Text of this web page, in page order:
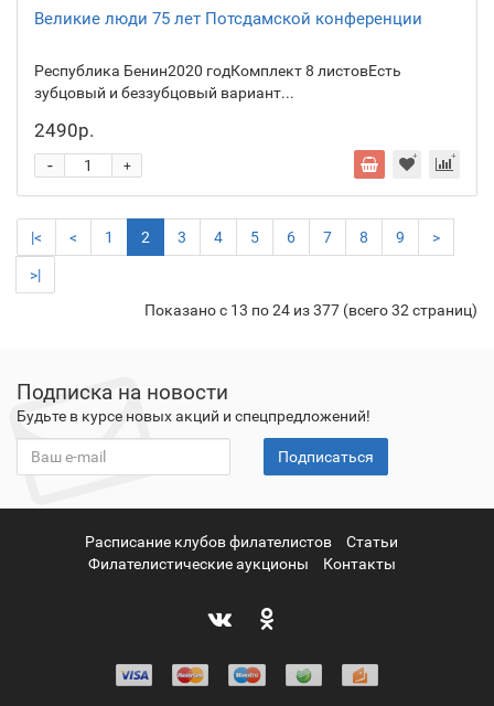
Великие люди 75 лет Потсдамской конференции
Республика Бенин2020 годКомплект 8 листовЕсть
зубцовый и беззубцовый вариант...
2490р.
+
-
|< < 1 2 3 4 5 6 7 8 9 >
>|
Показано с 13 по 24 из 377 (всего 32 страниц)
Подписка на новости
Будьте в курсе новых акций и спецпредложений!
Подписаться
Расписание клубов филателистов
Статьи
Филателистические аукционы
Контакты